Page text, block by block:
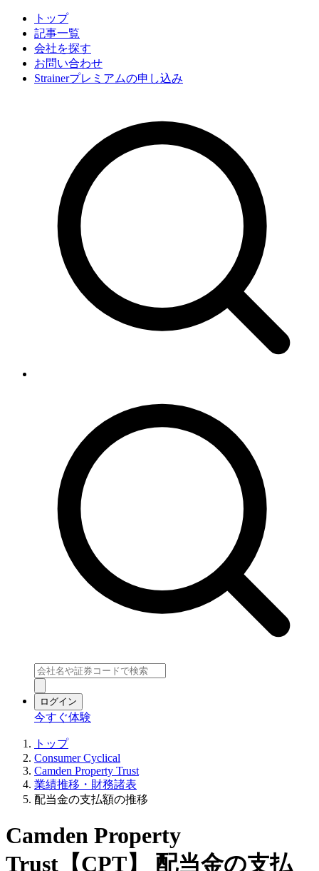
トップ
記事一覧
会社を探す
お問い合わせ
Strainerプレミアムの申し込み
ログイン
今すぐ体験
トップ
Consumer Cyclical
Camden Property Trust
業績推移・財務諸表
配当金の支払額の推移
Camden Property
Trust【CPT】 配当金の支払